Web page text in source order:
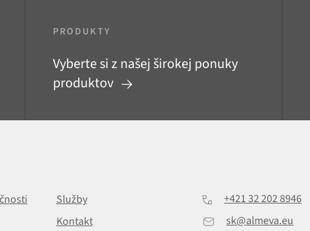
PRODUKTY
Vyberte si z našej širokej ponuky
produktov
Služby
Kontakt
+421 32 202 8946
sk@almeva.eu